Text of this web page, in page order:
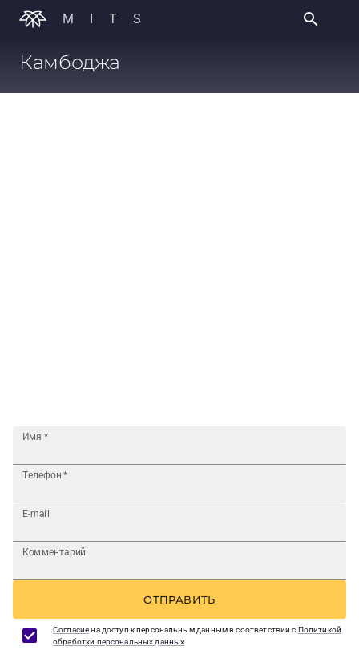
MITS
Камбоджа
Имя *
Телефон *
E-mail
Комментарий
ОТПРАВИТЬ
Согласиена доступ к персональным данным в соответствии с Политикой
обработки персональных данных